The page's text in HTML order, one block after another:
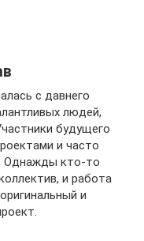
с давнего
людей,
будущего
и часто
Однажды кто-то
и работа
и